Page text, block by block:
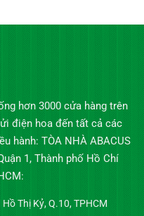
hơn 3000 cửa hàng trên
điện hoa đến tất cả các
hành: TÒA NHÀ ABACUS
1, Thành phố Hồ Chí
Thị Kỷ, Q.10, TPHCM